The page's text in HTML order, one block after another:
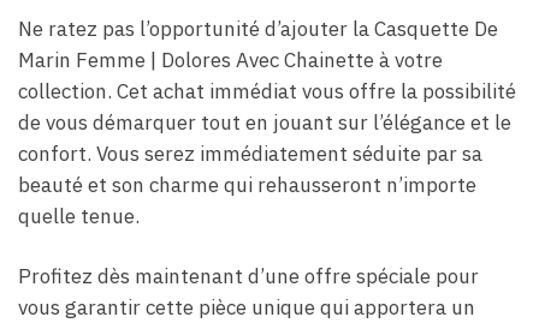
Ne ratez pas l’opportunité d’ajouter la Casquette De
Marin Femme​ | Dolores Avec Chainette à votre
collection. Cet achat immédiat vous offre la possibilité
de vous démarquer tout en jouant sur l’élégance et le
confort. Vous serez immédiatement séduite par sa
beauté et son charme qui rehausseront n’importe
quelle tenue.
Profitez dès maintenant d’une offre spéciale pour
vous garantir cette pièce unique qui apportera un